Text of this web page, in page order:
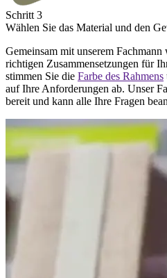
Schritt 3
Wählen Sie das Material und den
Gemeinsam mit unserem
richtigen Zusammensetzungen für
stimmen Sie die Farbe des Rahmens
auf Ihre Anforderungen ab. Unser
bereit und kann alle Ihre Fragen